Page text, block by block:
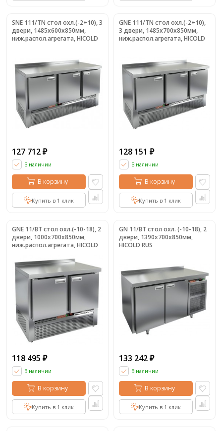
SNE 111/TN стол охл.(-2+10), 3
двери, 1485х600х850мм,
ниж.распол.агрегата, HICOLD
127 712 ₽
В наличии
В корзину
Купить в 1 клик
GNE 111/TN стол охл.(-2+10),
3 двери, 1485х700х850мм,
ниж.распол.агрегата, HICOLD
128 151 ₽
В наличии
В корзину
Купить в 1 клик
GNE 11/BT стол охл.(-10-18), 2
двери, 1000х700х850мм,
ниж.распол.агрегата, HICOLD
118 495 ₽
В наличии
В корзину
Купить в 1 клик
GN 11/BT стол охл. (-10-18), 2
двери, 1390х700х850мм,
HICOLD RUS
133 242 ₽
В наличии
В корзину
Купить в 1 клик